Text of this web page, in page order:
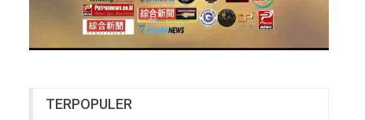
TERPOPULER